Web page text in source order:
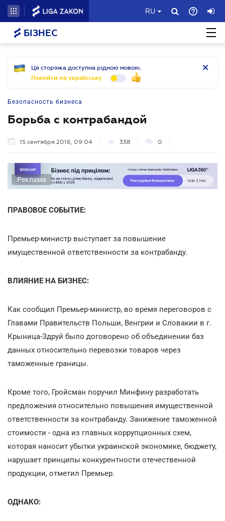
RU
БІЗНЕС
Ця сторінка доступна рідною мовою.
Перейти на українську
Безопасность бизнеса
Борьба с контрабандой
15 сентября 2016, 09:04 338 0
Реклама
ПРАВОВОЕ СОБЫТИЕ:
Премьер-министр выступает за повышение
имущественной ответственности за контрабанду.
ВЛИЯНИЕ НА БИЗНЕС:
Как сообщил Премьер-министр, во время переговоров с
Главами Правительств Польши, Венгрии и Словакии в г.
Крыница-Здруй было договорено об объединении баз
данных относительно перевозки товаров через
таможенные границы.
Кроме того, Гройсман поручил Минфину разработать
предложения относительно повышения имущественной
ответственности за контрабанду. Занижение таможенной
стоимости - одна из главных коррупционных схем,
которая наносит убытки украинской экономике, бюджету,
нарушает принципы конкурентности отечественной
продукции, отметил Премьер.
ОДНАКО: